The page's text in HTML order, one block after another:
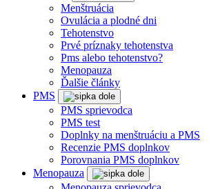
Menštruácia
Ovulácia a plodné dni
Tehotenstvo
Prvé príznaky tehotenstva
Pms alebo tehotenstvo?
Menopauza
Ďalšie články
PMS
PMS sprievodca
PMS test
Doplnky na menštruáciu a PMS
Recenzie PMS doplnkov
Porovnania PMS doplnkov
Menopauza